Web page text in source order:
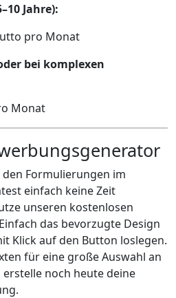
Jahre):
pro Monat
bei komplexen
Monat
Formulierungen im
einfach keine Zeit
unseren kostenlosen
das bevorzugte Design
Klick auf den Button loslegen.
für eine große Auswahl an
noch heute deine